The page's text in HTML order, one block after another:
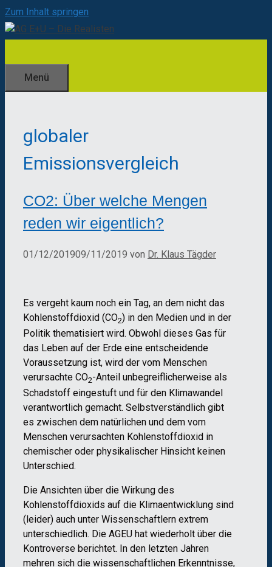
Zum Inhalt springen
Menü
globaler
Emissionsvergleich
CO2: Über welche Mengen
reden wir eigentlich?
01/12/201909/11/2019 von Dr. Klaus Tägder
Es vergeht kaum noch ein Tag, an dem nicht das
Kohlenstoffdioxid (CO2) in den Medien und in der
Politik thematisiert wird. Obwohl dieses Gas für
das Leben auf der Erde eine entscheidende
Voraussetzung ist, wird der vom Menschen
verursachte CO2-Anteil unbegreiflicherweise als
Schadstoff eingestuft und für den Klimawandel
verantwortlich gemacht. Selbstverständlich gibt
es zwischen dem natürlichen und dem vom
Menschen verursachten Kohlenstoffdioxid in
chemischer oder physikalischer Hinsicht keinen
Unterschied.
Die Ansichten über die Wirkung des
Kohlenstoffdioxids auf die Klimaentwicklung sind
(leider) auch unter Wissenschaftlern extrem
unterschiedlich. Die AGEU hat wiederholt über die
Kontroverse berichtet. In den letzten Jahren
mehren sich die wissenschaftlichen Erkenntnisse,